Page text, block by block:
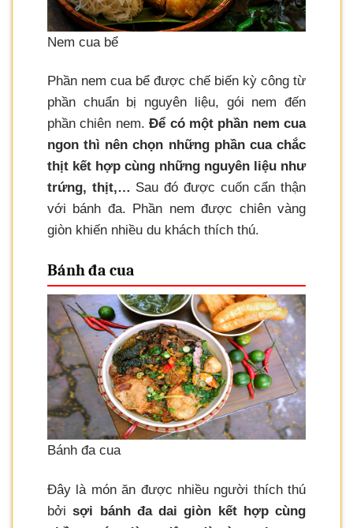
Nem cua bể
Phần nem cua bể được chế biến kỳ công từ
phần chuẩn bị nguyên liệu, gói nem đến
phần chiên nem.Để có một phần nem cua
ngon thì nên chọn những phần cua chắc
thịt kết hợp cùng những nguyên liệu như
trứng, thịt,… Sau đó được cuốn cẩn thận
với bánh đa. Phần nem được chiên vàng
giòn khiến nhiều du khách thích thú.
Bánh đa cua
Bánh đa cua
Đây là món ăn được nhiều người thích thú
bởisợi bánh đa dai giòn kết hợp cùng